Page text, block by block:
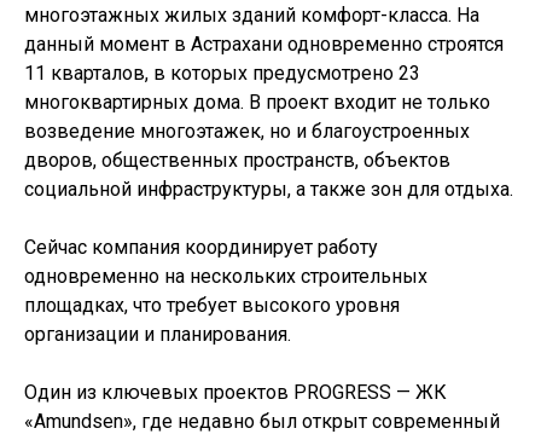
многоэтажных жилых зданий комфорт-класса. На
данный момент в Астрахани одновременно строятся
11 кварталов, в которых предусмотрено 23
многоквартирных дома. В проект входит не только
возведение многоэтажек, но и благоустроенных
дворов, общественных пространств, объектов
социальной инфраструктуры, а также зон для отдыха.
Сейчас компания координирует работу
одновременно на нескольких строительных
площадках, что требует высокого уровня
организации и планирования.
Один из ключевых проектов PROGRESS — ЖК
«Amundsen», где недавно был открыт современный